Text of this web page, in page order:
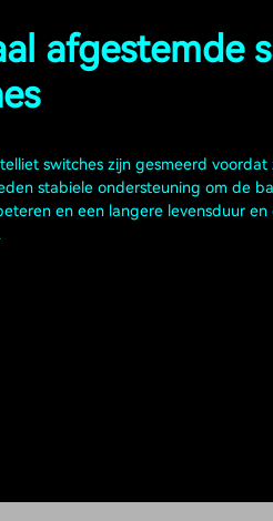
afgestemde
switches zijn gesmeerd
stabiele ondersteuning om de
en een langere levensduur en